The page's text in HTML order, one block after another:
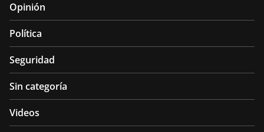
Opinión
Política
Seguridad
Sin categoría
Videos